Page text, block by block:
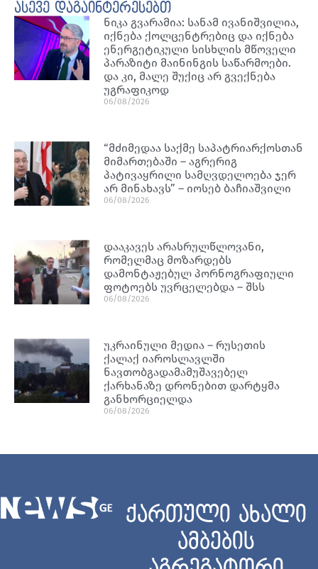
ასევე დაგაინტერესებთ
ნიკა გვარამია: სანამ ივანიშვილია,
იქნება ქოლცენტრებიც და იქნება
ენერგეტიკული სისხლის მწოველი
პარაზიტი მაინინგის საწარმოები.
და კი, მალე შუქიც არ გვექნება
უგრაფიკოდ
06/08/2026
“მძიმედაა საქმე საპატრიარქოსთან
მიმართებაში – აგრერიგ
პატივაყრილი სამღვდელოება ჯერ
არ მინახავს” – იოსებ ბაჩიაშვილი
06/08/2026
დააკავეს არასრულწლოვანი,
რომელმაც მოზარდებს
დამონტაჟებულ პორნოგრაფიული
ფოტოებს უვრცელებდა – შსს
06/08/2026
უკრაინული მედია – რუსეთის
ქალაქ იაროსლავლში
ნავთობგადამამუშავებელ
ქარხანაზე დრონებით დარტყმა
განხორციელდა
06/08/2026
ქართული ახალი
ამბების